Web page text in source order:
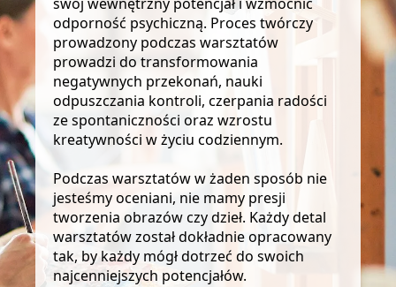
odporność psychiczną. Proces twórczy
prowadzony podczas warsztatów
prowadzi do transformowania
negatywnych przekonań, nauki
odpuszczania kontroli, czerpania radości
ze spontaniczności oraz wzrostu
kreatywności w życiu codziennym.
Podczas warsztatów w żaden sposób nie
jesteśmy oceniani, nie mamy presji
tworzenia obrazów czy dzieł. Każdy detal
warsztatów został dokładnie opracowany
tak, by każdy mógł dotrzeć do swoich
najcenniejszych potencjałów.